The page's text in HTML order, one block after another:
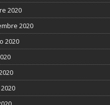
2020
2020
2020